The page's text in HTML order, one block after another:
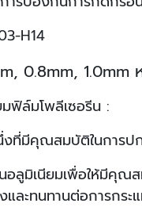
H14
0.8mm, 1.0mm
มฟิล์มโพลีเซอรีน :
งที่มีคุณสมบัติในการ
อลูมิเนียมเพื่อให้มีคุณ
และทนทานต่อการกระ